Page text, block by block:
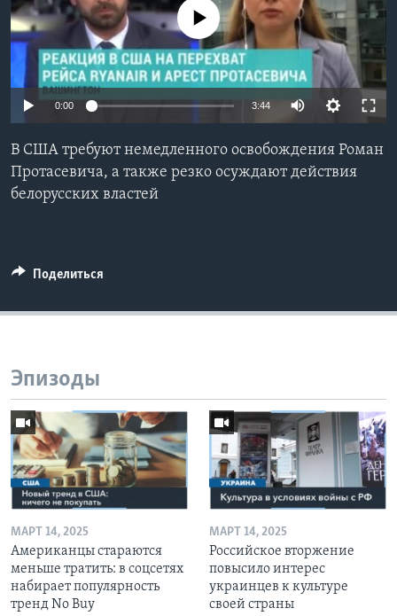
Learning English
СОЦИАЛЬНЫЕ СЕТИ
Языки
No media source currently available
0:00 3:44
В США требуют немедленного освобождения Роман
Протасевича, а также резко осуждают действия
белорусских властей
Поделиться
Эпизоды
МАРТ 14, 2025
Американцы стараются
меньше тратить: в соцсетях
набирает популярность
тренд No Buy
МАРТ 14, 2025
Российское вторжение
повысило интерес
украинцев к культуре
своей страны